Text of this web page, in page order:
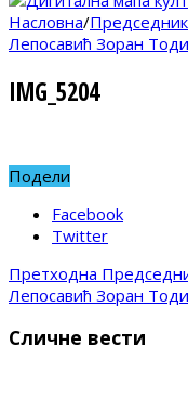
Насловна/
Лепосавић Зоран
IMG_5204
Подели
Facebook
Twitter
Претходна
Лепосавић Зоран
Сличне вести